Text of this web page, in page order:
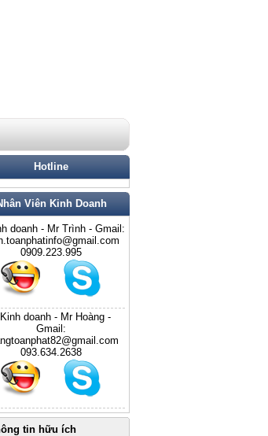
Hotline
Viên Kinh Doanh
doanh - Mr Trình - Gmail:
0909.223.995
doanh - Mr Hoàng -
Gmail:
093.634.2638
tin hữu ích